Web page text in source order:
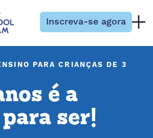
Inscreva-se agora
PARA CRIANÇAS DE 3
é a
ser!